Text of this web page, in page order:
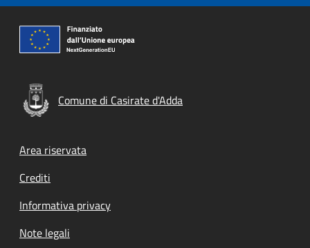
Comune di Casirate d'Adda
Footer menu
Area riservata
Crediti
Informativa privacy
Note legali